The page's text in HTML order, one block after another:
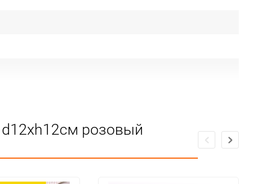
розовый